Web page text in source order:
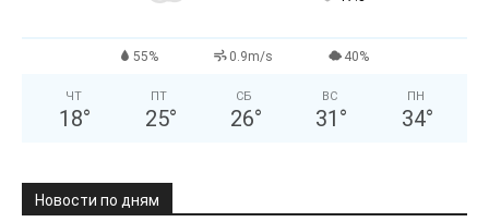
55% 0.9m/s 40%
ЧТ
18°
ПТ
25°
СБ
26°
ВС
31 °
ПН
34°
Новости по дням